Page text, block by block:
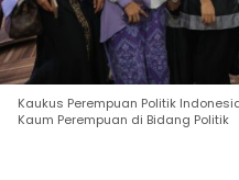
Kaukus Perempuan Politik
Kaum Perempuan di Bidang Politik